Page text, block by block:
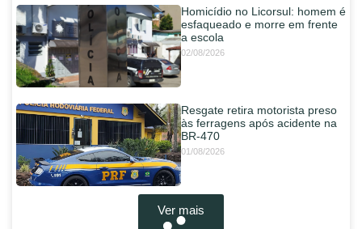
Homicídio no Licorsul: homem é
esfaqueado e morre em frente
a escola
02/08/2026
Resgate retira motorista preso
às ferragens após acidente na
BR-470
01/08/2026
Ver mais